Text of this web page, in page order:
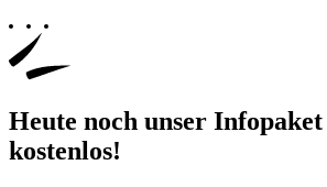
Heute noch unser
kostenlos!